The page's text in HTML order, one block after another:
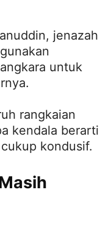
jenazah
untuk
rangkaian
kendala berarti
kondusif.